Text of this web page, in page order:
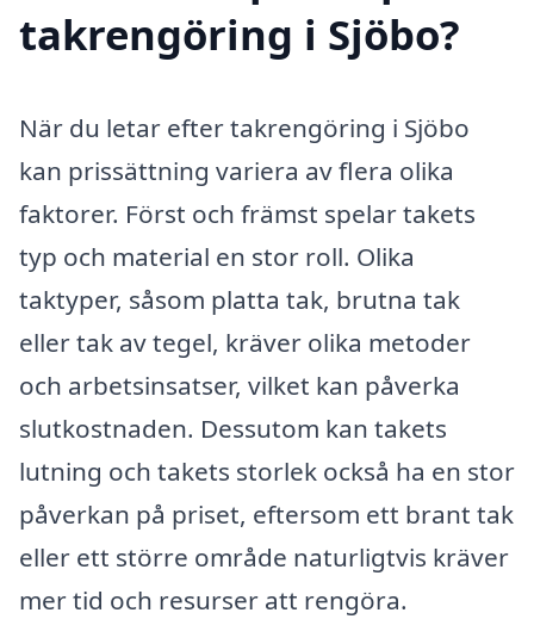
takrengöring i Sjöbo?
När du letar efter takrengöring i Sjöbo
kan prissättning variera av flera olika
faktorer. Först och främst spelar takets
typ och material en stor roll. Olika
taktyper, såsom platta tak, brutna tak
eller tak av tegel, kräver olika metoder
och arbetsinsatser, vilket kan påverka
slutkostnaden. Dessutom kan takets
lutning och takets storlek också ha en stor
påverkan på priset, eftersom ett brant tak
eller ett större område naturligtvis kräver
mer tid och resurser att rengöra.